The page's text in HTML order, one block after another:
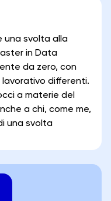
una svolta alla
in Data
da zero, con
differenti.
a materie del
a chi, come me,
una svolta